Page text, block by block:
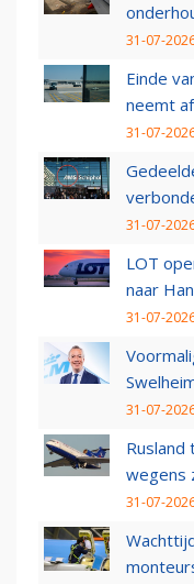
31-07-
Einde
neemt
31-07-
31-07-
LOT
naar
31-07-
31-07-
Rusland
wegens
31-07-